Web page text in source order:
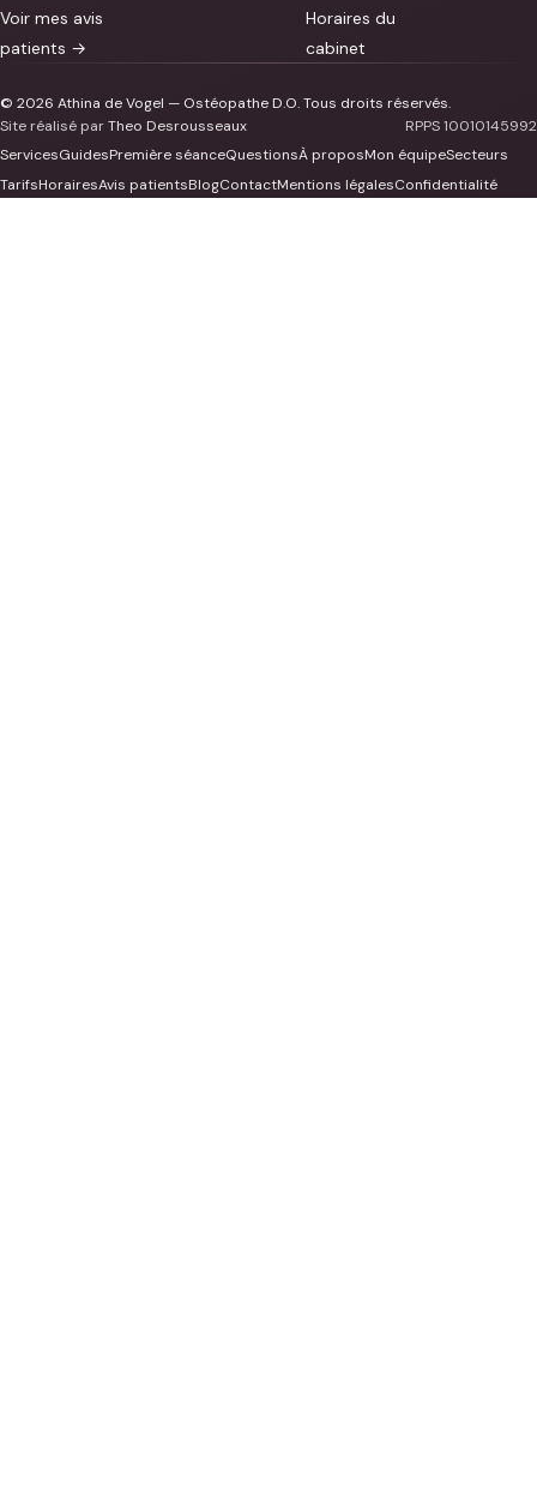
Voir mes avis
patients →
Horaires du
cabinet
© 2026 Athina de Vogel — Ostéopathe D.O. Tous droits réservés.
Site réalisé parTheo Desrousseaux
RPPS 10010145992
ServicesGuidesPremière séanceQuestionsÀ proposMon équipeSecteurs
TarifsHorairesAvis patientsBlogContactMentions légalesConfidentialité